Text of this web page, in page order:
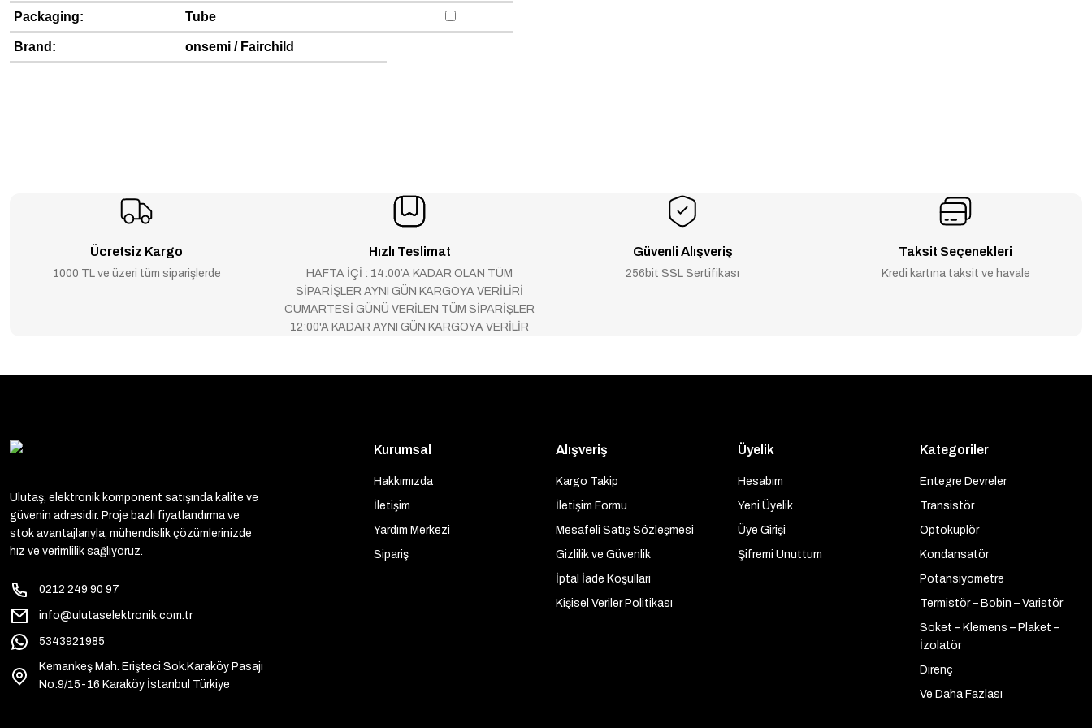
Packaging: Tube
Brand: onsemi / Fairchild
Ücretsiz Kargo
1000 TL ve üzeri tüm siparişlerde
Hızlı Teslimat
HAFTA İÇİ : 14:00’A KADAR OLAN TÜM
SİPARİŞLER AYNI GÜN KARGOYA VERİLİRİ
CUMARTESİ GÜNÜ VERİLEN TÜM SİPARİŞLER
12:00'A KADAR AYNI GÜN KARGOYA VERİLİR
Güvenli Alışveriş
256bit SSL Sertifikası
Taksit Seçenekleri
Kredi kartına taksit ve havale
Ulutaş, elektronik komponent satışında kalite ve
güvenin adresidir. Proje bazlı fiyatlandırma ve
stok avantajlarıyla, mühendislik çözümlerinizde
hız ve verimlilik sağlıyoruz.
0212 249 90 97
info@ulutaselektronik.com.tr
5343921985
Kemankeş Mah. Erişteci Sok.Karaköy Pasajı
No:9/15-16 Karaköy İstanbul Türkiye
Kurumsal
Hakkımızda
İletişim
Yardım Merkezi
Sipariş
Alışveriş
Kargo Takip
İletişim Formu
Mesafeli Satış Sözleşmesi
Gizlilik ve Güvenlik
İptal İade Koşullari
Kişisel Veriler Politikası
Üyelik
Hesabım
Yeni Üyelik
Üye Girişi
Şifremi Unuttum
Kategoriler
Entegre Devreler
Transistör
Optokuplör
Kondansatör
Potansiyometre
Termistör – Bobin – Varistör
Soket – Klemens – Plaket –
İzolatör
Direnç
Ve Daha Fazlası